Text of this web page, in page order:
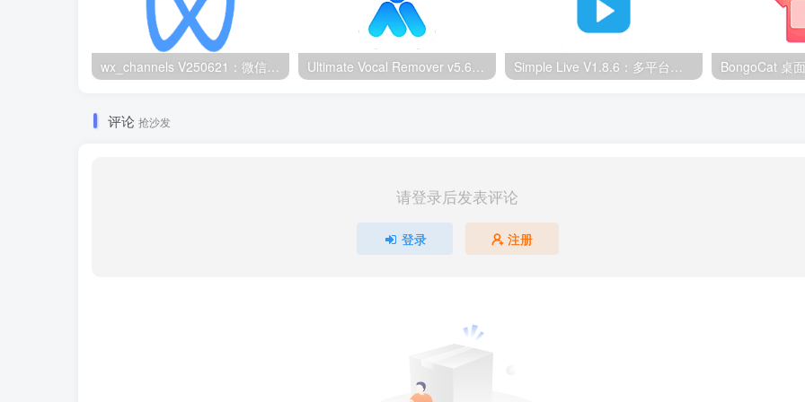
Ultimate Vocal Remover v5.6.0汉化版：一键人声分离工具
评论 抢沙发
请登录后发表评论
登录 注册